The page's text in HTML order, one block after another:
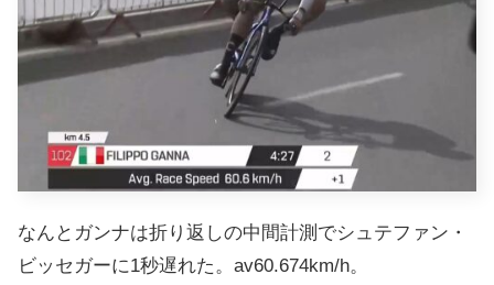
なんとガンナは折り返しの中間計測でシュテファン・
ビッセガーに1秒遅れた。av60.674km/h。